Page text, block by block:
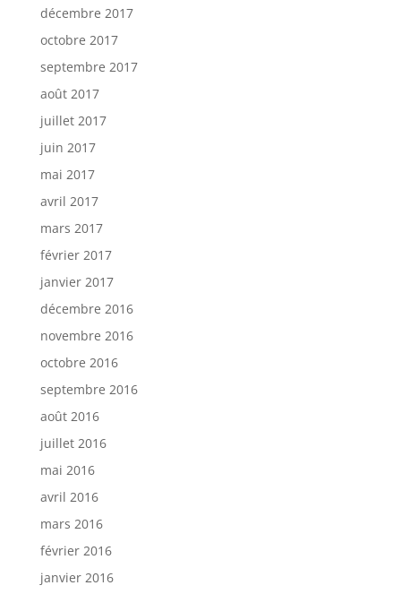
décembre 2017
octobre 2017
septembre 2017
août 2017
juillet 2017
juin 2017
mai 2017
avril 2017
mars 2017
février 2017
janvier 2017
décembre 2016
novembre 2016
octobre 2016
septembre 2016
août 2016
juillet 2016
mai 2016
avril 2016
mars 2016
février 2016
janvier 2016